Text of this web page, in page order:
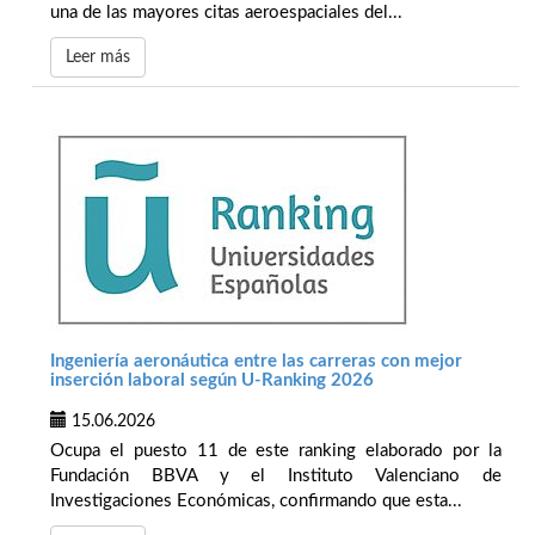
una de las mayores citas aeroespaciales del...
Leer más
Ingeniería aeronáutica entre las carreras con mejor
inserción laboral según U-Ranking 2026
15.06.2026
Ocupa el puesto 11 de este ranking elaborado por la
Fundación BBVA y el Instituto Valenciano de
Investigaciones Económicas, confirmando que esta...